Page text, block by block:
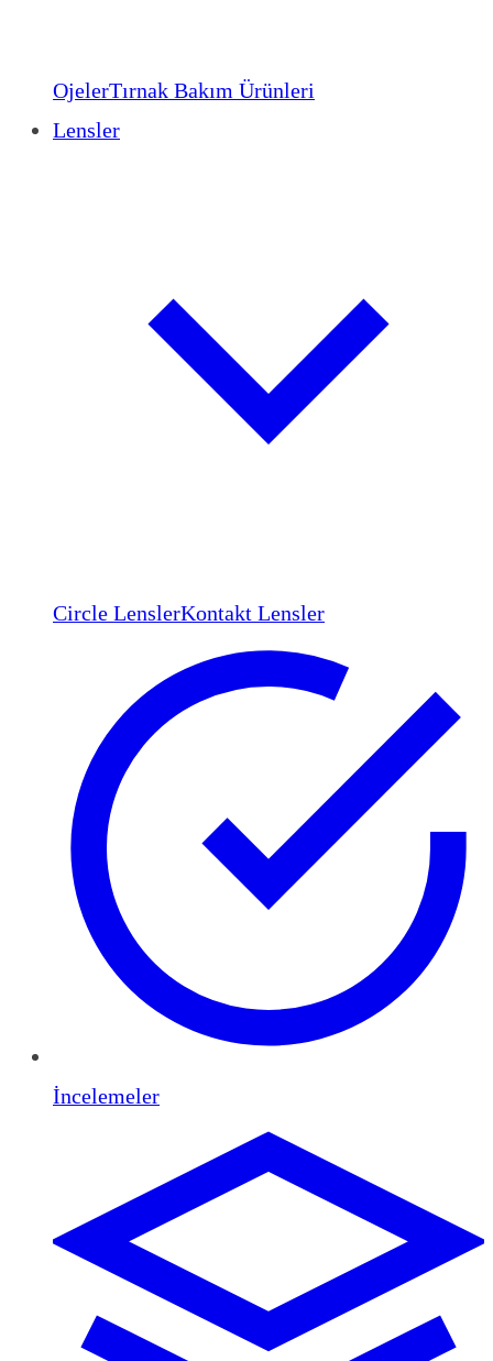
OjelerTırnak Bakım Ürünleri
Lensler
Circle LenslerKontakt Lensler
İncelemeler